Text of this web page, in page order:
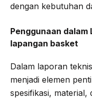
dengan kebutuhan
Penggunaan
lapangan basket
Dalam laporan
menjadi elemen
spesifikasi, material,